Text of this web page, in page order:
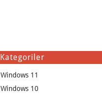
Kategoriler
Windows 11
Windows 10